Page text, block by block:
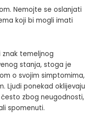
Nemojte se oslanjati
koji bi mogli imati
temeljnog
stanja, stoga je
o svojim simptomima,
Ljudi ponekad oklijevaju
zbog neugodnosti,
spomenuti.